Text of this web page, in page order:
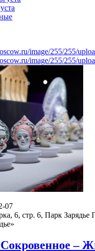
image/255/255/
image/255/255/
07
6, стр. 6, Парк Зарядье
–